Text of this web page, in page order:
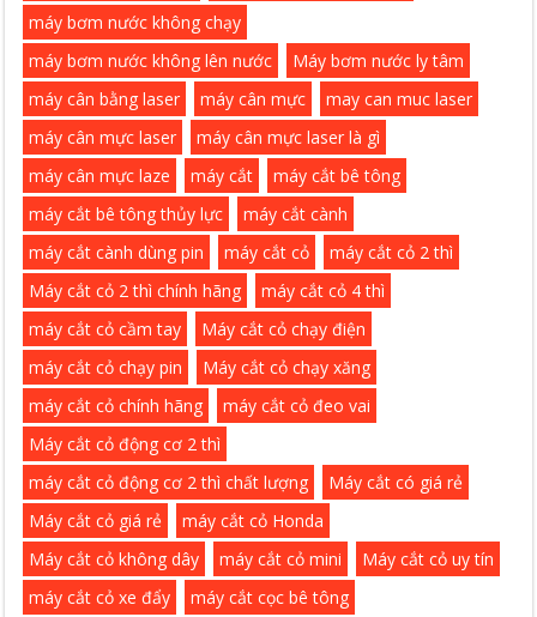
máy bơm nước không chạy
máy bơm nước không lên nước
Máy bơm nước ly tâm
máy cân bằng laser
máy cân mực
may can muc laser
máy cân mực laser
máy cân mực laser là gì
máy cân mực laze
máy cắt
máy cắt bê tông
máy cắt bê tông thủy lực
máy cắt cành
máy cắt cành dùng pin
máy cắt cỏ
máy cắt cỏ 2 thì
Máy cắt cỏ 2 thì chính hãng
máy cắt cỏ 4 thì
máy cắt cỏ cầm tay
Máy cắt cỏ chạy điện
máy cắt cỏ chạy pin
Máy cắt cỏ chạy xăng
máy cắt cỏ chính hãng
máy cắt cỏ đeo vai
Máy cắt cỏ động cơ 2 thì
máy cắt cỏ động cơ 2 thì chất lượng
Máy cắt có giá rẻ
Máy cắt cỏ giá rẻ
máy cắt cỏ Honda
Máy cắt cỏ không dây
máy cắt cỏ mini
Máy cắt cỏ uy tín
máy cắt cỏ xe đẩy
máy cắt cọc bê tông